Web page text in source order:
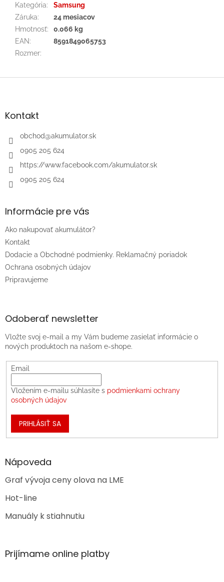
Kategória:
Samsung
Záruka:
24 mesiacov
Hmotnosť:
0.066 kg
EAN:
8591849065753
Rozmer:
Z
äKontakt
obchod@akumulator.sk
0905 205 624
https://www.facebook.com/akumulator.sk
0905 205 624
Informácie pre vás
Ako nakupovať akumulátor?
Kontakt
Dodacie a Obchodné podmienky. Reklamačný poriadok
Ochrana osobných údajov
Pripravujeme
Odoberať newsletter
Vložte svoj e-mail a my Vám budeme zasielať informácie o
nových produktoch na našom e-shope.
Email
Vložením e-mailu súhlasíte s podmienkami ochrany
osobných údajov
PRIHLÁSIŤ SA
Nápoveda
Graf vývoja ceny olova na LME
Hot-line
Manuály k stiahnutiu
Prijímame online platby